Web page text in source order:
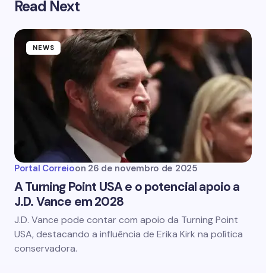
Read Next
NEWS
Portal Correioon 26 de novembro de 2025
A Turning Point USA e o potencial apoio a
J.D. Vance em 2028
J.D. Vance pode contar com apoio da Turning Point
USA, destacando a influência de Erika Kirk na política
conservadora.